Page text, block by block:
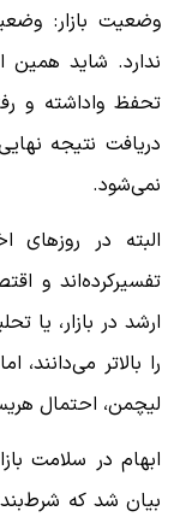
وضعیت بازار:
ندارد. شاید همین
تحفظ واداشته و
دریافت نتیجه
نمی‌شود.
البته در روزهای
تفسیرکرده‌اند و
ارشد در بازار، یا
را بالاتر
لیچمن، احتمال
ابهام در سلامت